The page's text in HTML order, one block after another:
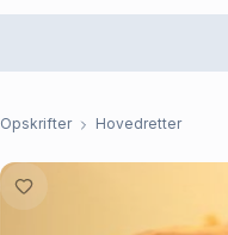
Opskrifter Hovedretter